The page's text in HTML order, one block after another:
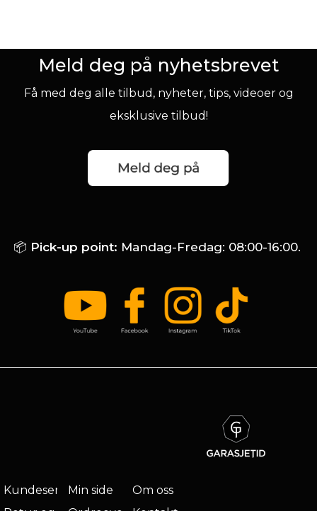
Meld deg på nyhetsbrevet
Få med deg alle tilbud, nyheter, tips, videoer og
eksklusive tilbud!
📦 Pick-up point: Mandag-Fredag: 08:00-16:00.
KundeserviceMin side
Om oss